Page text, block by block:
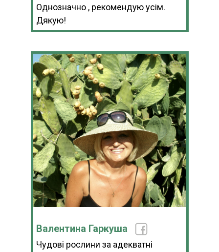
Однозначно , рекомендую усім.
Дякую!
Валентина Гаркуша
Чудові рослини за адекватні